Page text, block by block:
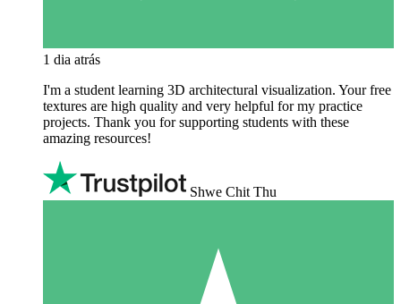
1 dia atrás
I'm a student learning 3D architectural visualization. Your free
textures are high quality and very helpful for my practice
projects. Thank you for supporting students with these
amazing resources!
Shwe Chit Thu